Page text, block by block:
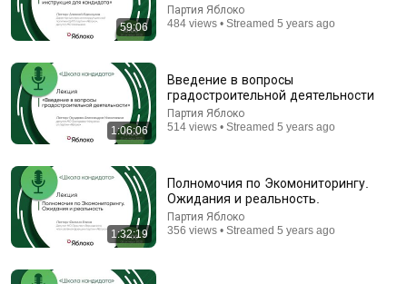
views
Ophthalmologist Scientist: This Will Restore Your
59:06
Партия Яблоко
484 views • Streamed 5 years ago
1:06:06
Введение в вопросы
градостроительной деятельности
Партия Яблоко
514 views • Streamed 5 years ago
1:32:19
Полномочия по Экомониторингу.
Ожидания и реальность.
Партия Яблоко
356 views • Streamed 5 years ago